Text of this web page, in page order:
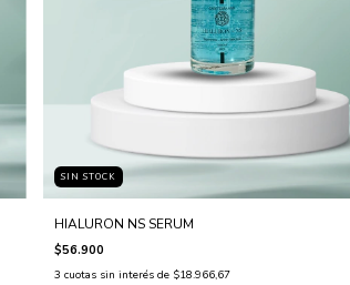
SIN STOCK
HIALURON NS SERUM
$56.900
3 cuotas sin interés de $18.966,67